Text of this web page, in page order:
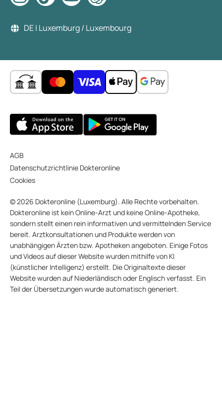
DE | Luxemburg / Luxembourg
AGB
Datenschutzrichtlinie Dokteronline
Cookies
© 2026 Dokteronline (Luxemburg). Alle Rechte vorbehalten.
Dokteronline ist kein Online-Arzt und keine Online-Apotheke,
sondern stellt einen rein informativen und vermittelnden Service
bereit. Arztkonsultationen und Produkte werden von
unabhängigen Ärzten bzw. Apotheken angeboten. Einige Fotos
und Videos auf dieser Website wurden mithilfe von KI
(künstlicher Intelligenz) erstellt. Die Originaltexte dieser
Website wurden auf Niederländisch oder Englisch verfasst. Ein
Teil der Übersetzungen wurde automatisch generiert.